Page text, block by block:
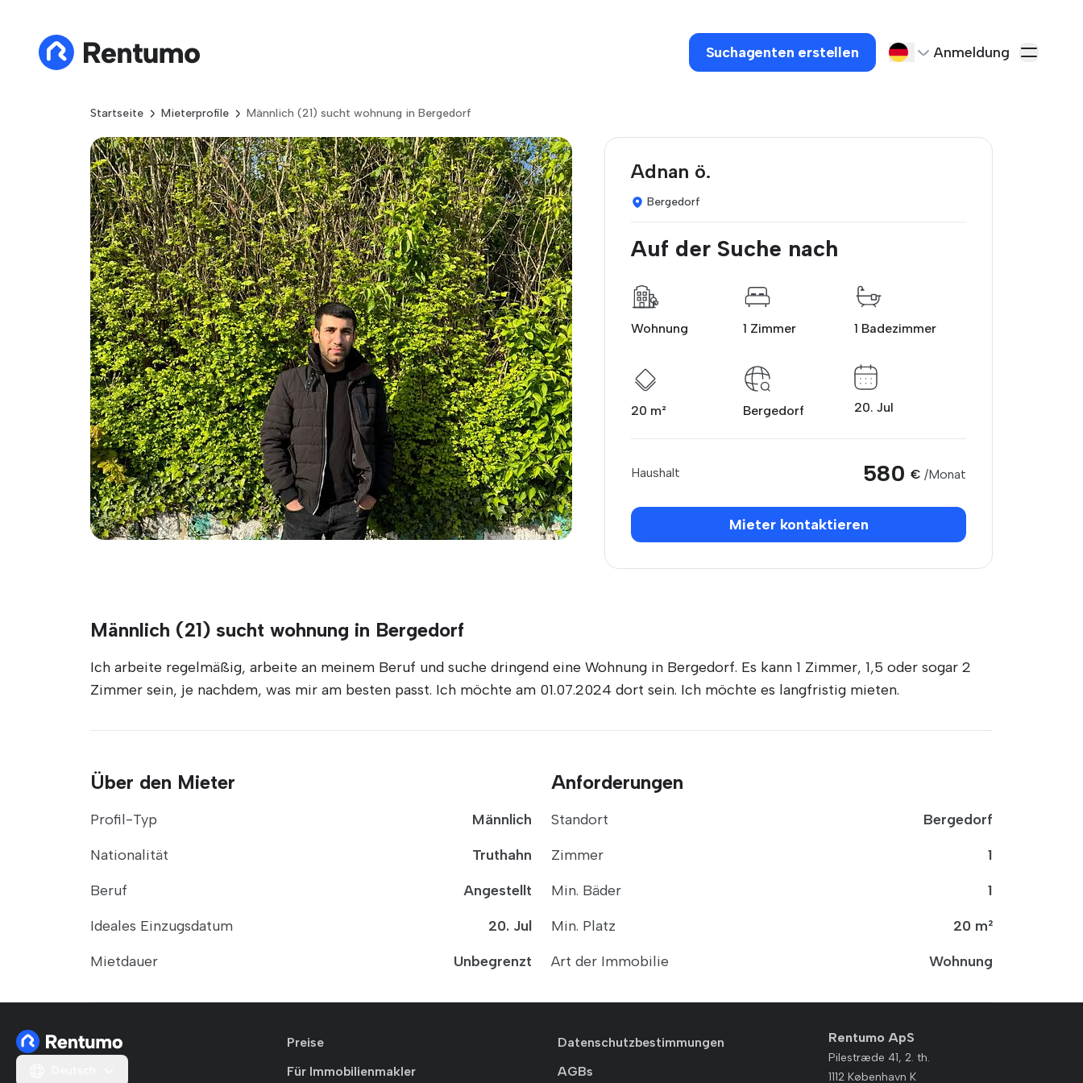
Suchagenten erstellen Anmeldung
Startseite Mieterprofile Männlich (21) sucht wohnung in Bergedorf
Adnan ö.
Bergedorf
Auf der Suche nach
Wohnung 1 Zimmer 1 Badezimmer
20 m² Bergedorf 20. Jul
Haushalt 580 € /Monat
Mieter kontaktieren
Männlich (21) sucht wohnung in Bergedorf
Ich arbeite regelmäßig, arbeite an meinem Beruf und suche dringend eine Wohnung in Bergedorf. Es kann 1 Zimmer, 1,5 oder sogar 2
Zimmer sein, je nachdem, was mir am besten passt. Ich möchte am 01.07.2024 dort sein. Ich möchte es langfristig mieten.
Über den Mieter
Profil-Typ
Männlich
Nationalität
Truthahn
Beruf
Angestellt
Ideales Einzugsdatum
20. Jul
Mietdauer
Unbegrenzt
Anforderungen
Standort
Bergedorf
Zimmer
1
Min. Bäder
1
Min. Platz
20 m²
Art der Immobilie
Wohnung
Preise
Für Immobilienmakler
Datenschutzbestimmungen
AGBs
Rentumo ApS
Pilestræde 41, 2. th.
1112 København K